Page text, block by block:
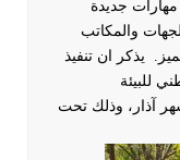
مهارات جديدة
والمكاتب
يذكر ان تنفيذ
للبيئة
آذار، وذلك تحت